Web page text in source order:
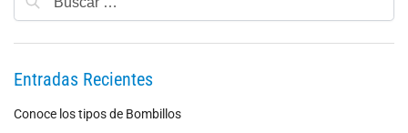
Entradas Recientes
Conoce los tipos de Bombillos